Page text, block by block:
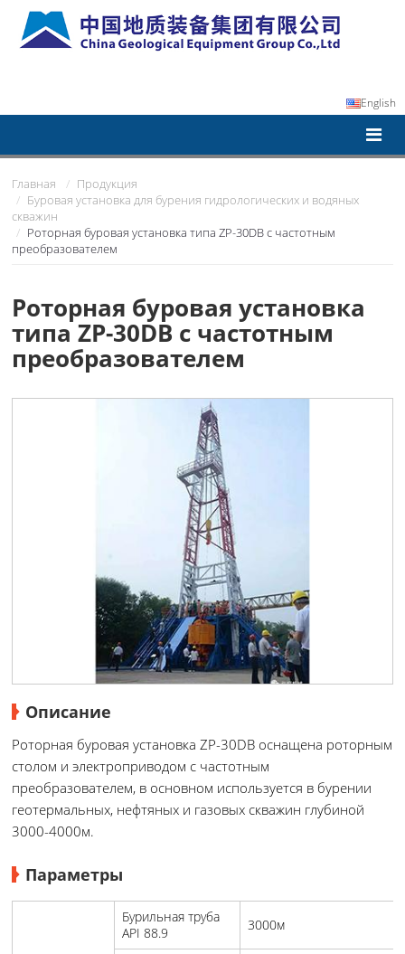
English
Главная
Продукция
Буровая установка для бурения гидрологических и водяных
скважин
Роторная буровая установка типа ZP-30DB с частотным
преобразователем
Роторная буровая установка
типа ZP-30DB с частотным
преобразователем
Описание
Роторная буровая установка ZP-30DB оснащена роторным
столом и электроприводом с частотным
преобразователем, в основном используется в бурении
геотермальных, нефтяных и газовых скважин глубиной
3000-4000м.
Параметры
Бурильная труба
API 88.9
3000м